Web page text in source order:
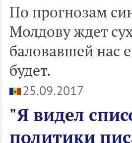
По прогнозам
Молдову ждет
баловавшей нас
будет.
25.09.2017
"Я видел
политики